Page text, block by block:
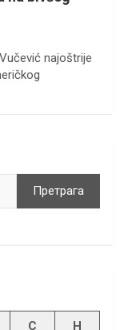
najoštrije
Претрага
С Н